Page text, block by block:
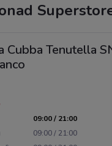
Cubba Tenutella
09:00 / 21:00
09:00 / 21:00